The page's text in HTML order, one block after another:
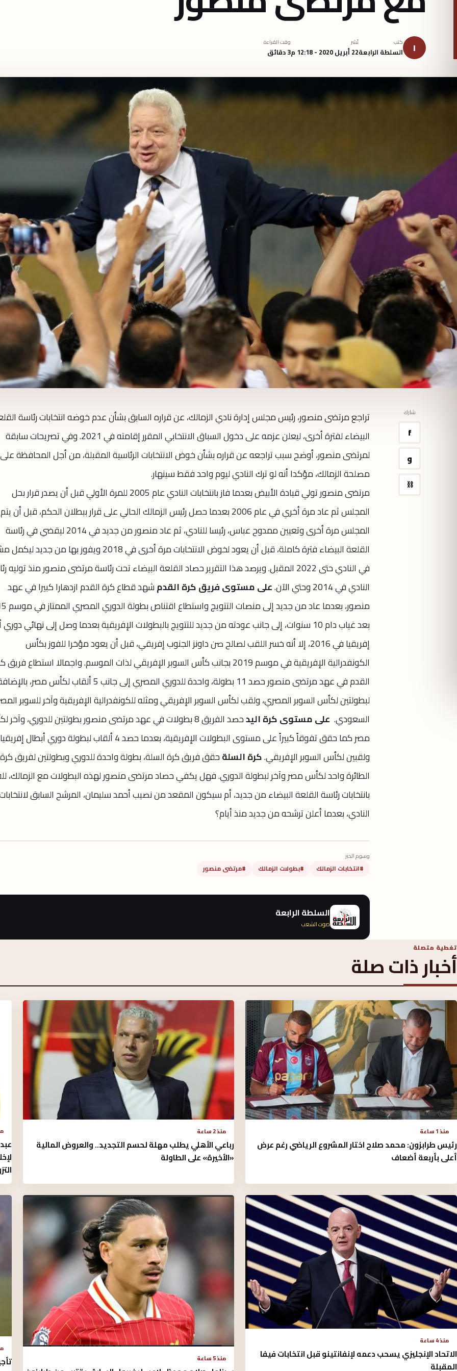
ا كتب
السلطة الرابعة
نُشر
22 أبريل 2020 - 12:18 م
وقت القراءة
3 دقائق
شارك
f
و
⛓
تراجع مرتضى منصور، رئيس مجلس إدارة نادي الزمالك، عن قراره السابق بشأن عدم خوضه انتخابات رئاسة
البيضاء لفترة أخرى، ليعلن عزمه على دخول السباق الانتخابي المقرر إقامته في 2021. وفي تصريحات سابقة
لمرتضى منصور، أوضح سبب تراجعه عن قراره بشأن خوض الانتخابات الرئاسية المقبلة، من أجل المحافظة على
مصلحة الزمالك، مؤكدا أنه لو ترك النادي ليوم واحد فقط سينهار.
مرتضى منصور تولي قيادة الأبيض بعدما فاز بانتخابات النادي عام 2005 للمرة الأولي قبل أن يصدر قرار بحل
المجلس ثم عاد مرة أخري في عام 2006 بعدما حصل رئيس الزمالك الحالي على قرار ببطلان الحكم، قبل أن
المجلس مرة أخرى وتعيين ممدوح عباس، رئيسا للنادي، ثم عاد منصور من جديد في 2014 ليقضي في رئاسة
القلعة البيضاء فترة كاملة، قبل أن يعود لخوض الانتخابات مرة أخرى في 2018 ويفوز بها
في النادي حتى 2022 المقبل. ويرصد هذا التقرير حصاد القلعة البيضاء تحت رئاسة مرتضى منصور منذ توليه
النادي في 2014 وحتي الآن.
على مستوى فريق كرة القدمشهد قطاع كرة القدم ازدهارا كبيرا في عهد
منصور، بعدما
بعد غياب دام 10 سنوات، إلى جانب عودته من جديد للتتويج بالبطولات الإفريقية بعدما وصل إلى نهائي
إفريقيا في 2016، إلا أنه خسر اللقب لصالح صن داونز الجنوب إفريقي، قبل أن يعود مؤخرا للفوز بكأس
الكونفدرالية الإفريقية في موسم 2019 بجانب كأس السوبر الإفريقي لذات الموسم. واجمالا استطاع
القدم في عهد مرتضى منصور حصد 11 بطولة، واحدة للدوري المصري إلى جانب 5 ألقاب لكأس مصر،
لبطولتين لكأس السوبر المصري، ولقب لكأس السوبر الإفريقي ومثله للكونفدرالية الإفريقية وآخر للسوبر
السعودي. على مستوى كرة اليد
حصد الفريق 8 بطولات في عهد مرتضى منصور بطولتين للدوري،
مصر كما حقق تفوقاً كبيراً على مستوى البطولات الإفريقية، بعدما حصد 4 ألقاب لبطولة دوري أبطال
ولقبين لكأس السوبر الإفريقي.كرة السلةحقق فريق كرة السلة، بطولة واحدة للدوري وبطولتين لفريق كرة
الطائرة واحد لكأس مصر وآخر لبطولة الدوري. فهل يكفي حصاد مرتضى منصور لهذه البطولات مع الزمالك،
بانتخابات رئاسة القلعة البيضاء من جديد، أم سيكون المقعد من نصيب أحمد سليمان، المرشح السابق
النادي، بعدما أعلن ترشحه من جديد منذ أيام؟
وسوم الخبر
#انتخابات الزمالك #بطولات الزمالك #مرتضى منصور
السلطة الرابعة
صوت الشعب
تغطية متصلة
أخبار ذات صلة
منذ 1 ساعة
رئيس طرابزون: محمد صلاح اختار المشروع الرياضي رغم عرض
أعلى بأربعة أضعاف
منذ 2 ساعة
رباعي الأهلي يطلب مهلة لحسم التجديد.. والعروض المالية
«الأخيرة» على الطاولة
منذ 4 ساعة
الاتحاد الإنجليزي يسحب دعمه لإنفانتينو قبل انتخابات فيفا
المقبلة
منذ 5 ساعة